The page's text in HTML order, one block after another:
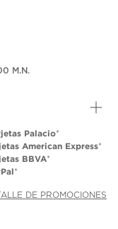
M.N.
Palacio*
American Express*
BBVA*
*
DE PROMOCIONES